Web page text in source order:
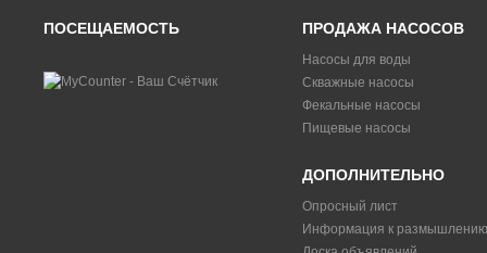
ПОСЕЩАЕМОСТЬ ПРОДАЖА НАСОСОВ
Насосы для воды
Скважные насосы
Фекальные насосы
Пищевые насосы
ДОПОЛНИТЕЛЬНО
Опросный лист
Информация к размышлению